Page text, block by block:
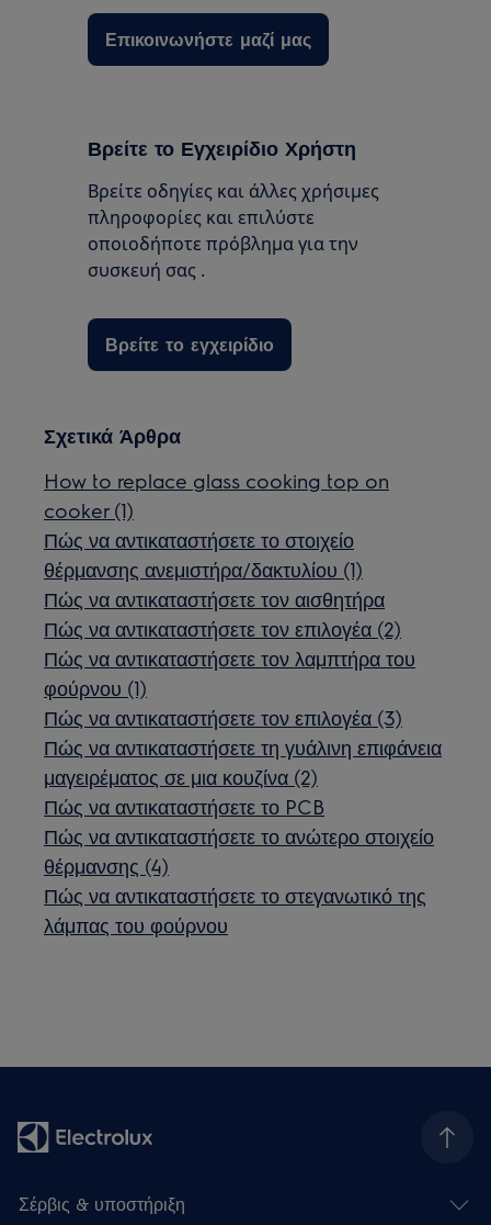
Επικοινωνήστε μαζί μας
Βρείτε το Εγχειρίδιο Χρήστη
Βρείτε οδηγίες και άλλες χρήσιμες
πληροφορίες και επιλύστε
οποιοδήποτε πρόβλημα για την
συσκευή σας .
Βρείτε το εγχειρίδιο
Σχετικά Άρθρα
How to replace glass cooking top on
cooker (1)
Πώς να αντικαταστήσετε το στοιχείο
θέρμανσης ανεμιστήρα/δακτυλίου (1)
Πώς να αντικαταστήσετε τον αισθητήρα
Πώς να αντικαταστήσετε τον επιλογέα (2)
Πώς να αντικαταστήσετε τον λαμπτήρα του
φούρνου (1)
Πώς να αντικαταστήσετε τον επιλογέα (3)
Πώς να αντικαταστήσετε τη γυάλινη επιφάνεια
μαγειρέματος σε μια κουζίνα (2)
Πώς να αντικαταστήσετε το PCB
Πώς να αντικαταστήσετε το ανώτερο στοιχείο
θέρμανσης (4)
Πώς να αντικαταστήσετε το στεγανωτικό της
λάμπας του φούρνου
Σέρβις & υποστήριξη